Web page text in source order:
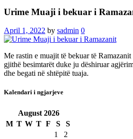
Urime Muaji i bekuar i
April 1, 2022 by sadmin 0
Me rastin e muajit të bekuar të
gjithë besimtarët duke ju dëshiruar
dhe begati në shtëpitë tuaja.
Kalendari i ngjarjeve
August 2026
M T W T F S
S
1
2